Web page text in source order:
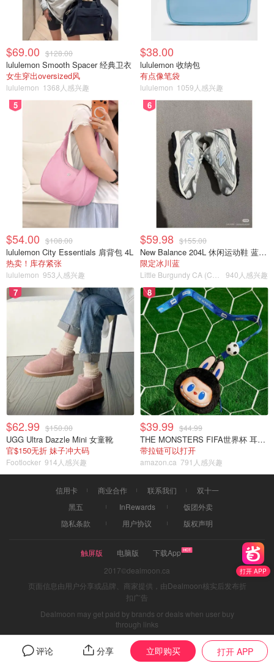
打开 APP
评论 分享 立即购买 打开 APP
$69.00 $128.00
lululemon Smooth Spacer 经典卫衣
女生穿出oversized风
lululemon 1368人感兴趣
$38.00
lululemon 收纳包
有点像笔袋
lululemon 1059人感兴趣
5
$54.00 $108.00
lululemon City Essentials 肩背包 4L
热卖！库存紧张
lululemon 953人感兴趣
6
$59.98 $155.00
New Balance 204L 休闲运动鞋 蓝银色
限定冰川蓝
940人感兴趣
7
$62.99 $150.00
UGG Ultra Dazzle Mini 女童靴
官$150无折 妹子冲大码
Footlocker 914人感兴趣
8
$39.99 $44.99
THE MONSTERS FIFA世界杯 耳机包
带拉链可以打开
amazon.ca 791人感兴趣
信用卡 商业合作 联系我们
双十一
黑五
InRewards
饭团外卖
隐私条款
用户协议 版权声明
触屏版 电脑版
下载App
2017©dealmoon.ca
页面信息由用户分享或品牌、商家提供，由Dealmoon核实后发布折
扣广告
Dealmoon may get paid by brands or deals when user buy
through links